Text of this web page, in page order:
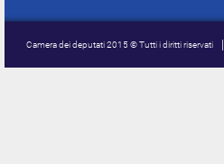
Camera dei deputati 2015 © Tutti i diritti riservati